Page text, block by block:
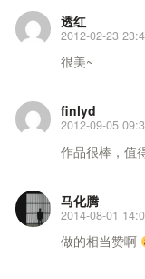
透红
2012-02-23
很美~
finlyd
2012-09-05
作品很棒，值
马化腾
2014-08-01
做的相当赞啊